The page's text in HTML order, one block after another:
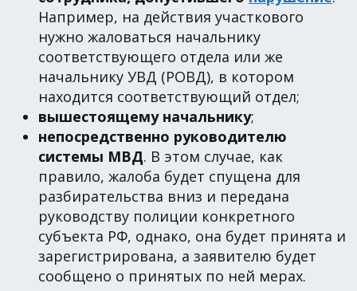
Например, на действия участкового
нужно жаловаться начальнику
соответствующего отдела или же
начальнику УВД (РОВД), в котором
находится соответствующий отдел;
вышестоящему начальнику;
непосредственно руководителю
системы МВД. В этом случае, как
правило, жалоба будет спущена для
разбирательства вниз и передана
руководству полиции конкретного
субъекта РФ, однако, она будет принята и
зарегистрирована, а заявителю будет
сообщено о принятых по ней мерах.